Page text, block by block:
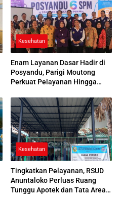
Kesehatan
Enam Layanan Dasar Hadir di
Posyandu, Parigi Moutong
Perkuat Pelayanan Hingga
Kesehatan
Tingkatkan Pelayanan, RSUD
Anuntaloko Perluas Ruang
Tunggu Apotek dan Tata Area